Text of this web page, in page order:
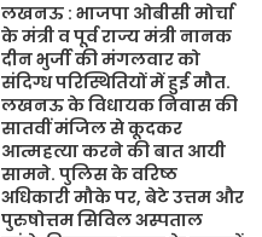
लखनऊ : भाजपा ओबीसी मोर्चा
के मंत्री व पूर्व राज्य मंत्री नानक
दीन भुर्जी की मंगलवार को
संदिग्ध परिस्थितियों में हुई मौत.
लखनऊ के विधायक निवास की
सातवीं मंजिल से कूदकर
आत्महत्या करने की बात आयी
सामने. पुलिस के वरिष्ठ
अधिकारी मौके पर, बेटे उत्तम और
पुरुषोत्तम सिविल अस्पताल